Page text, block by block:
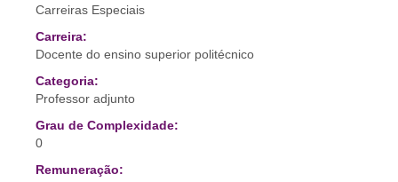
Carreiras Especiais
Carreira:
Docente do ensino superior politécnico
Categoria:
Professor adjunto
Grau de Complexidade:
0
Remuneração: